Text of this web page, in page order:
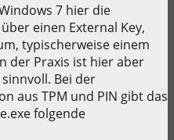
7 hier die
einen External Key,
typischerweise einem
der Praxis ist hier aber
Bei der
aus TPM und PIN gibt das
folgende